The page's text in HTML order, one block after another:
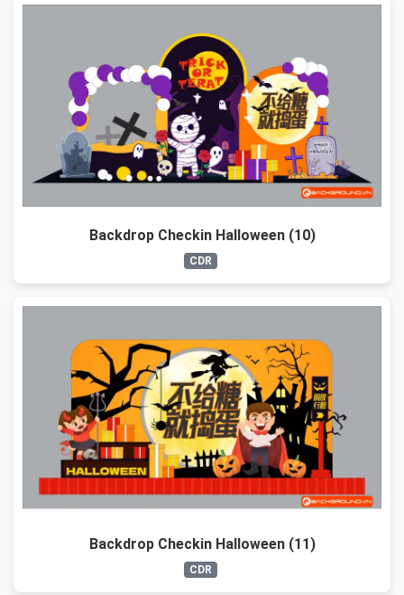
Backdrop Checkin Halloween (10)
CDR
Backdrop Checkin Halloween (11)
CDR